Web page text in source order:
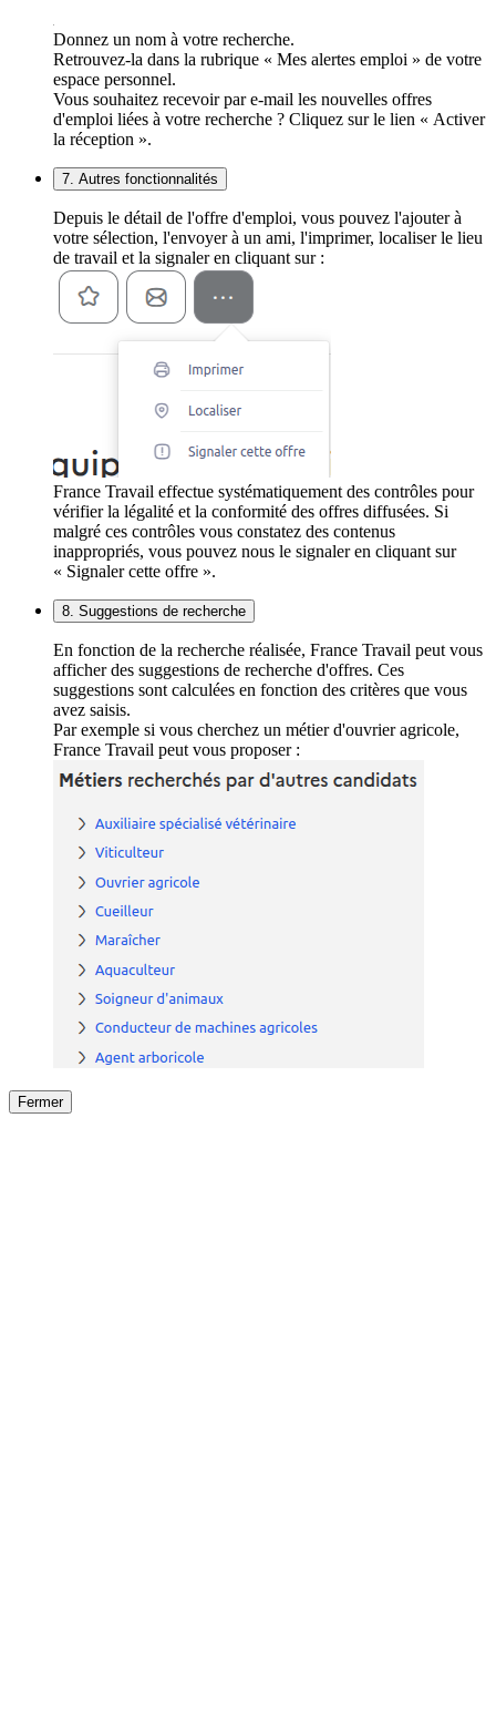
Donnez un nom à votre recherche.
Retrouvez-la dans la rubrique « Mes alertes emploi » de votre
espace personnel.
Vous souhaitez recevoir par e-mail les nouvelles offres
d'emploi liées à votre recherche ? Cliquez sur le lien « Activer
la réception ».
7. Autres fonctionnalités
Depuis le détail de l'offre d'emploi, vous pouvez l'ajouter à
votre sélection, l'envoyer à un ami, l'imprimer, localiser le lieu
de travail et la signaler en cliquant sur :
France Travail effectue systématiquement des contrôles pour
vérifier la légalité et la conformité des offres diffusées. Si
malgré ces contrôles vous constatez des contenus
inappropriés, vous pouvez nous le signaler en cliquant sur
« Signaler cette offre ».
8. Suggestions de recherche
En fonction de la recherche réalisée, France Travail peut vous
afficher des suggestions de recherche d'offres. Ces
suggestions sont calculées en fonction des critères que vous
avez saisis.
Par exemple si vous cherchez un métier d'ouvrier agricole,
France Travail peut vous proposer :
Fermer